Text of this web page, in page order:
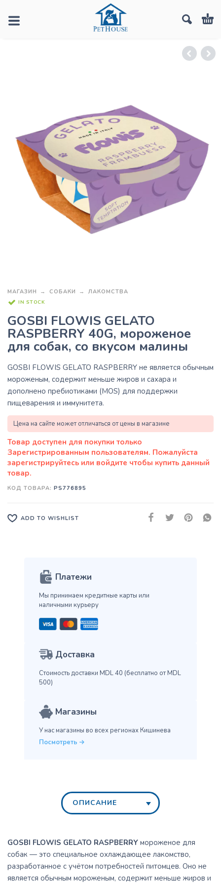
МАГАЗИН СОБАКИ ЛАКОМСТВА
IN STOCK
GOSBI FLOWIS GELATO
RASPBERRY 40G, мороженое
для собак, со вкусом малины
GOSBI FLOWIS GELATO RASPBERRY не является обычным
мороженым, содержит меньше жиров и сахара и
дополнено пребиотиками (MOS) для поддержки
пищеварения и иммунитета.
Цена на сайте может отличаться от цены в магазине
КОД ТОВАРА: PS776895
ADD TO WISHLIST
Платежи
Мы принимаем кредитные карты или
наличными курьеру
Доставка
Стоимость доставки MDL 40 (бесплатно от MDL
500)
Магазины
У нас магазины во всех регионах Кишинева
Посмотреть
ОПИСАНИЕ
GOSBI FLOWIS GELATO RASPBERRY мороженое для
собак — это специальное охлаждающее лакомство,
разработанное с учётом потребностей питомцев. Оно не
является обычным мороженым, содержит меньше жиров и